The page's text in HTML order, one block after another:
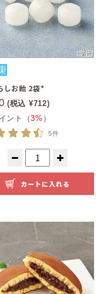
しお飴 2袋*
(税込 ¥712)
ント（3% ）
5件
カートに入れる